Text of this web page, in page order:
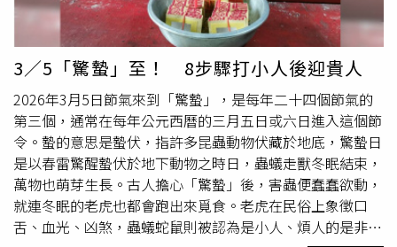
東南亞、北美及歐洲等市場。有別過去業者個別獨立參展、
展攤散落在展場各處的模式，今年的東京食品展，市府首度
結合「台南館」的8家館內業者及11家獨立展攤業者，組成
台南隊共同洽談採購，以整體品牌輸出，強化國際辨識度與
市場競爭力。農業局表示，今年推動「雙向貿易閉環（O2O
Loop）」模式，一方面透過東京食品展與日本通路拓展
B2C至B2B市場，將台南農產推向海外；另一方面同步引入
國際買主來台進行產地媒合與採購洽談，包含來自日本、美
國、新加坡及韓國等地的通路商與貿易業者，直接走訪產地
了解產品品質，強化合作基礎，逐步由單次交易轉為穩定的
長期訂單。市府強調，將持續以品牌化與整合行銷策略，帶
3／5「驚蟄」至！ 8步驟打小人後迎貴人
2026年3月5日節氣來到「驚蟄」，是每年二十四個節氣的
第三個，通常在每年公元西曆的三月五日或六日進入這個節
令。蟄的意思是蟄伏，指許多昆蟲動物伏藏於地底，驚蟄日
是以春雷驚醒蟄伏於地下動物之時日，蟲蟻走獸冬眠結束，
萬物也萌芽生長。古人擔心「驚蟄」後，害蟲便蠢蠢欲動，
就連冬眠的老虎也都會跑出來覓食。老虎在民俗上象徵口
舌、血光、凶煞，蟲蟻蛇鼠則被認為是小人、煩人的是非，